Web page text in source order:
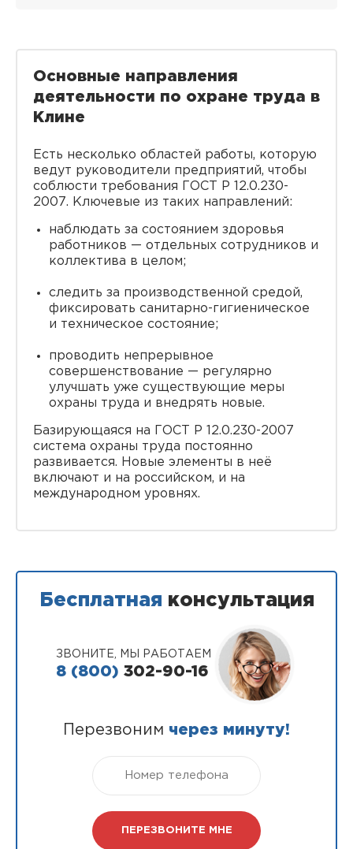
Основные направления
деятельности по охране труда в
Клине
Есть несколько областей работы, которую
ведут руководители предприятий, чтобы
соблюсти требования ГОСТ Р 12.0.230-
2007. Ключевые из таких направлений:
наблюдать за состоянием здоровья
работников — отдельных сотрудников и
коллектива в целом;
следить за производственной средой,
фиксировать санитарно-гигиеническое
и техническое состояние;
проводить непрерывное
совершенствование — регулярно
улучшать уже существующие меры
охраны труда и внедрять новые.
Базирующаяся на ГОСТ Р 12.0.230-2007
система охраны труда постоянно
развивается. Новые элементы в неё
включают и на российском, и на
международном уровнях.
Бесплатная консультация
ЗВОНИТЕ, МЫ РАБОТАЕМ
8 (800) 302-90-16
Перезвоним через минуту!